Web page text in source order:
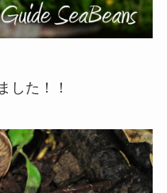
した！！